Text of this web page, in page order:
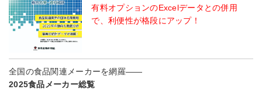
有料オプションのExcelデータとの併用
で、利便性が格段にアップ！
全国の食品関連メーカーを網羅――
2025食品メーカー総覧